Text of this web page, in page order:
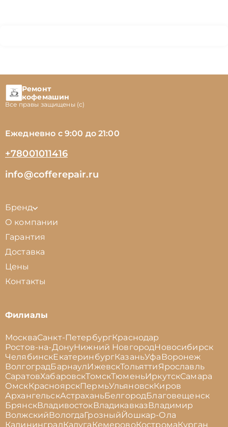
Ремонт
кофемашин
Все правы защищены (с)
Ежедневно с 9:00 до 21:00
+78001011416
info@cofferepair.ru
Бренд
О компании
Гарантия
Доставка
Цены
Контакты
Филиалы
МоскваСанкт-ПетербургКраснодар
Ростов-на-ДонуНижний НовгородНовосибирск
ЧелябинскЕкатеринбургКазаньУфа Воронеж
ВолгоградБарнаулИжевскТольяттиЯрославль
СаратовХабаровскТомскТюменьИркутскСамара
ОмскКрасноярскПермьУльяновскКиров
АрхангельскАстраханьБелгородБлаговещенск
БрянскВладивостокВладикавказВладимир
ВолжскийВологдаГрозныйЙошкар-Ола
КалининградКалуга КемеровоКостромаКурган